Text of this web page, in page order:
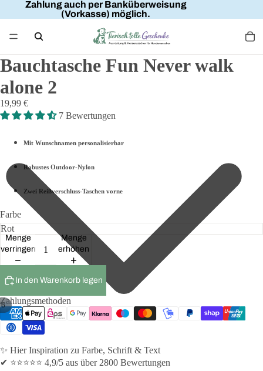
Zahlung auch per Banküberweisung
(Vorkasse) möglich.
6
Bauchtasche Fun Never walk
alone 2
19,99 €
7 Bewertungen
Mit Wunschnamen personalisierbar
Robustes Outdoor-Nylon
Zwei Reißverschluss-Taschen vorne
Farbe
Menge
verringern
Menge
erhöhen
In den Warenkorb legen
Zahlungsmethoden
✨ Hier Inspiration zu Farbe, Schrift & Text
✔ ⭐⭐⭐⭐⭐ 4,9/5 aus über 2800 Bewertungen